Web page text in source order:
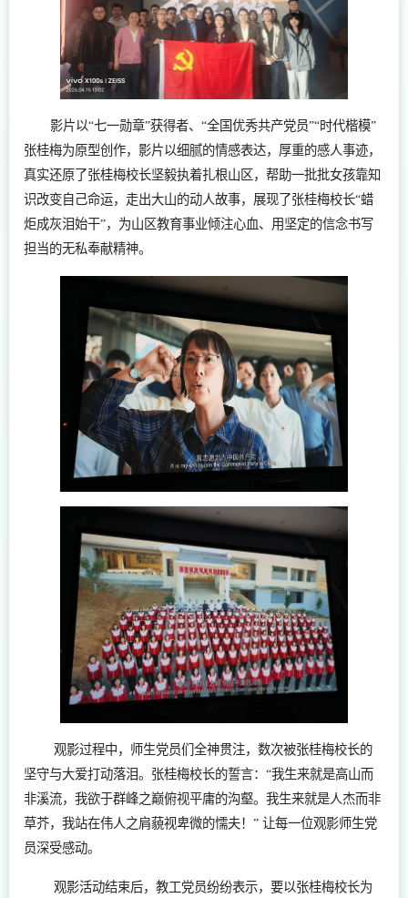
影片以“七一勋章”获得者、“全国优秀共产党员”“时代楷模”
张桂梅为原型创作，影片以细腻的情感表达，厚重的感人事迹，
真实还原了张桂梅校长坚毅执着扎根山区，帮助一批批女孩靠知
识改变自己命运，走出大山的动人故事，展现了张桂梅校长“蜡
炬成灰泪始干”，为山区教育事业倾注心血、用坚定的信念书写
担当的无私奉献精神。
观影过程中，师生党员们全神贯注，数次被张桂梅校长的
坚守与大爱打动落泪。张桂梅校长的誓言：“我生来就是高山而
非溪流，我欲于群峰之巅俯视平庸的沟壑。我生来就是人杰而非
草芥，我站在伟人之肩藐视卑微的懦夫！” 让每一位观影师生党
员深受感动。
观影活动结束后，教工党员纷纷表示，要以张桂梅校长为